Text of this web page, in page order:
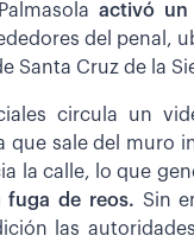
activó un
del penal,
Santa Cruz de la
circula un
que sale del muro
la calle, lo que
fuga de reos. Sin
las